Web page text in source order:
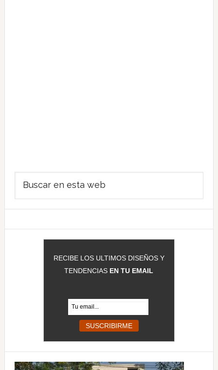
Barra
lateral
principal
RECIBE LOS ULTIMOS DISEÑOS Y
TENDENCIAS EN TU EMAIL